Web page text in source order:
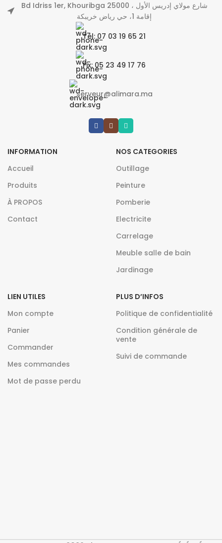
Bd Idriss 1er, Khouribga 25000 شارع مولاي إدريس الأول ،
إقامة 1، حي رياض خريبكة
Tél: 07 03 19 65 21
Fix: 05 23 49 17 76
serveur@alimara.ma
INFORMATION
Accueil
Produits
À PROPOS
Contact
NOS CATEGORIES
Outillage
Peinture
Pomberie
Electricite
Carrelage
Meuble salle de bain
Jardinage
LIEN UTILES
Mon compte
Panier
Commander
Mes commandes
Mot de passe perdu
PLUS D’INFOS
Politique de confidentialité
Condition générale de
vente
Suivi de commande